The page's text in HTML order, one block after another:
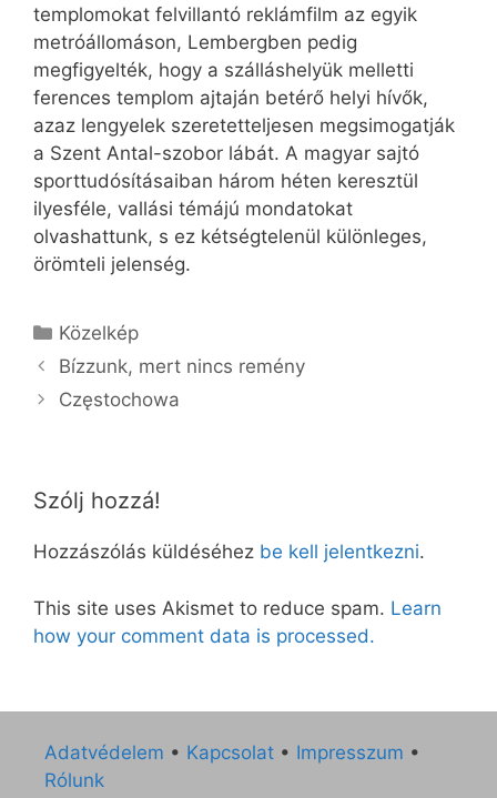
templomokat felvillantó reklámfilm az egyik
metróállomáson, Lembergben pedig
megfigyelték, hogy a szálláshelyük melletti
ferences templom ajtaján betérő helyi hívők,
azaz lengyelek szeretetteljesen megsimogatják
a Szent Antal-szobor lábát. A magyar sajtó
sporttudósításaiban három héten keresztül
ilyesféle, vallási témájú mondatokat
olvashattunk, s ez kétségtelenül különleges,
örömteli jelenség.
Kategória
Közelkép
Bízzunk, mert nincs remény
Częstochowa
Szólj hozzá!
Hozzászólás küldéséhez be kell jelentkezni.
This site uses Akismet to reduce spam. Learn
how your comment data is processed.
Adatvédelem • Kapcsolat • Impresszum •
Rólunk